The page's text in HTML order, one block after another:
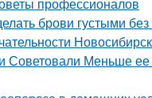
брови густыми
Советовали Меньше